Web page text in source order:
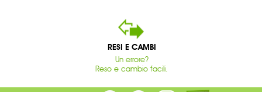
RESI E CAMBI
Un errore?
Reso e cambio facili.